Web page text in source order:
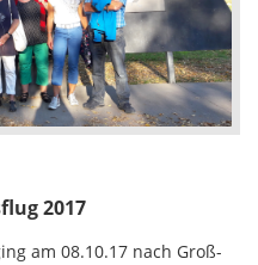
2017
am 08.10.17 nach Groß-